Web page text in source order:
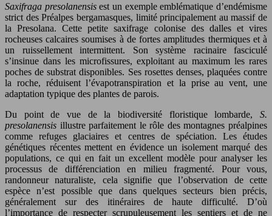
Saxifraga presolanensisest un exemple emblématique d’endémisme
strict des Préalpes bergamasques, limité principalement au massif de
la Presolana. Cette petite saxifrage colonise des dalles et vires
rocheuses calcaires soumises à de fortes amplitudes thermiques et à
un ruissellement intermittent. Son système racinaire fasciculé
s’insinue dans les microfissures, exploitant au maximum les rares
poches de substrat disponibles. Ses rosettes denses, plaquées contre
la roche, réduisent l’évapotranspiration et la prise au vent, une
adaptation typique des plantes de parois.
Du point de vue de la biodiversité floristique lombarde, S.
presolanensis illustre parfaitement le rôle des montagnes préalpines
comme refuges glaciaires et centres de spéciation. Les études
génétiques récentes mettent en évidence un isolement marqué des
populations, ce qui en fait un excellent modèle pour analyser les
processus de différenciation en milieu fragmenté. Pour vous,
randonneur naturaliste, cela signifie que l’observation de cette
espèce n’est possible que dans quelques secteurs bien précis,
généralement sur des itinéraires de haute difficulté. D’où
l’importance de respecter scrupuleusement les sentiers et de ne